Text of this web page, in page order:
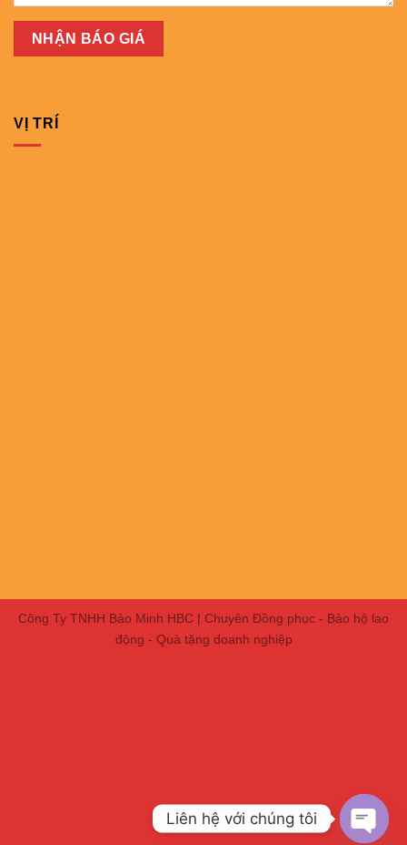
VỊ TRÍ
Công Ty TNHH Bảo Minh HBC | Chuyên Đồng phục - Bảo hộ lao
động - Quà tặng doanh nghiệp
Liên hệ với chúng tôi